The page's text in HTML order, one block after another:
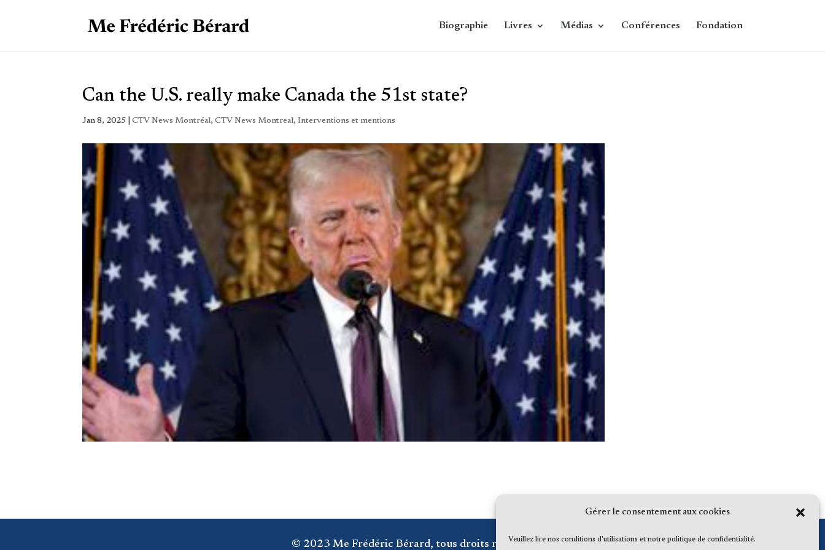
Gérer le consentement aux cookies
Veuillez lire nos conditions d'utilisations et notre politique de confidentialité.
Biographie Livres Médias Conférences Fondation
Can the U.S. really make Canada the 51st state?
Jan 8, 2025 |CTV News Montréal,CTV News Montreal,Interventions et mentions
© 2023 Me Frédéric Bérard, tous droits réservés